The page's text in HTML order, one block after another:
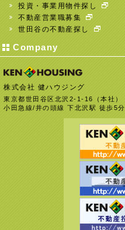
投資・事業用物件探し
不動産営業職募集
世田谷の不動産探し
Company
株式会社 健ハウジング
東京都世田谷区北沢2-1-16（本社）
小田急線/井の頭線 下北沢駅 徒歩5分